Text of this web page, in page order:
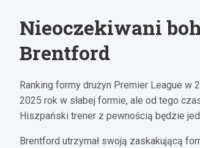
Nieoczekiwani
Brentford
Ranking formy drużyn Premier League
2025 rok w słabej formie, ale od tego
Hiszpański trener z pewnością będzie
Brentford utrzymał swoją zaskakującą